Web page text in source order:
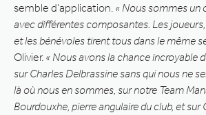
semble d’application. « Nous sommes un
avec différentes composantes. Les
et les bénévoles tirent tous dans le même
Olivier. « Nous avons la chance incroyable
sur Charles Delbrassine sans qui nous ne
là où nous en sommes, sur notre Team
Bourdouxhe, pierre angulaire du club, et sur